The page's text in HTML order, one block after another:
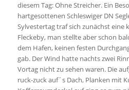
diesem Tag: Ohne Streicher. Ein
hartgesottenen Schleswiger DN
Sylvestertag traf sich zunächst eine
Fleckeby, man stellte aber schon
dem Hafen, keinen festen
gab. Der Wind hatte nachts zwei
Vortag nicht zu sehen waren. Die
ruck-zuck auf´s Dach, Planken mit